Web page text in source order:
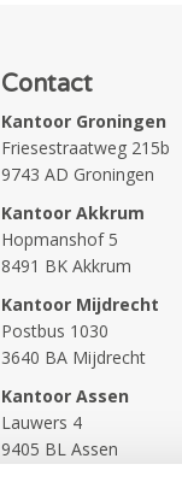
Contact
Kantoor Groningen
Friesestraatweg 215b
9743 AD Groningen
Kantoor Akkrum
Hopmanshof 5
8491 BK Akkrum
Kantoor Mijdrecht
Postbus 1030
3640 BA Mijdrecht
Kantoor Assen
Lauwers 4
9405 BL Assen